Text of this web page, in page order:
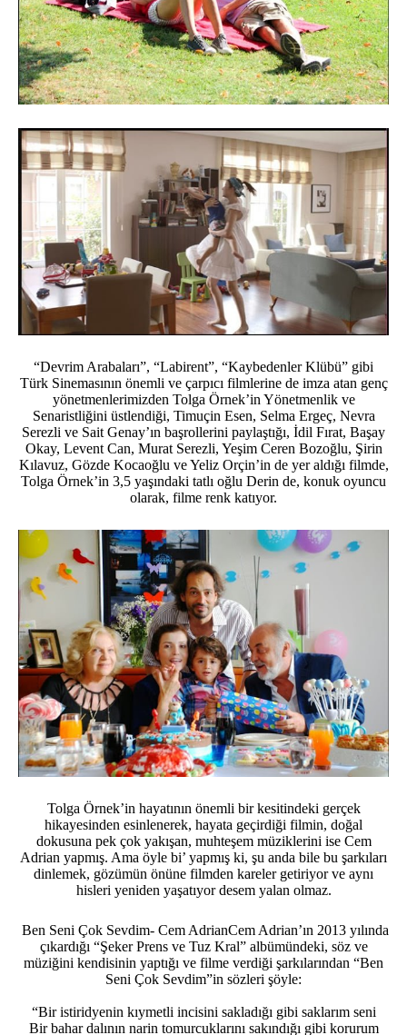
“Devrim Arabaları”, “Labirent”, “Kaybedenler Klübü” gibi
Türk Sinemasının önemli ve çarpıcı filmlerine de imza atan genç
yönetmenlerimizden Tolga Örnek’in Yönetmenlik ve
Senaristliğini üstlendiği, Timuçin Esen, Selma Ergeç, Nevra
Serezli ve Sait Genay’ın başrollerini paylaştığı, İdil Fırat, Başay
Okay, Levent Can, Murat Serezli, Yeşim Ceren Bozoğlu, Şirin
Kılavuz, Gözde Kocaoğlu ve Yeliz Orçin’in de yer aldığı filmde,
Tolga Örnek’in 3,5 yaşındaki tatlı oğlu Derin de, konuk oyuncu
olarak, filme renk katıyor.
Tolga Örnek’in hayatının önemli bir kesitindeki gerçek
hikayesinden esinlenerek, hayata geçirdiği filmin, doğal
dokusuna pek çok yakışan, muhteşem müziklerini ise Cem
Adrian yapmış. Ama öyle bi’ yapmış ki, şu anda bile bu şarkıları
dinlemek, gözümün önüne filmden kareler getiriyor ve aynı
hisleri yeniden yaşatıyor desem yalan olmaz.
Ben Seni Çok Sevdim- Cem AdrianCem Adrian’ın 2013 yılında
çıkardığı “Şeker Prens ve Tuz Kral” albümündeki, söz ve
müziğini kendisinin yaptığı ve filme verdiği şarkılarından “Ben
Seni Çok Sevdim”in sözleri şöyle:
“Bir istiridyenin kıymetli incisini sakladığı gibi saklarım seni
Bir bahar dalının narin tomurcuklarını sakındığı gibi korurum